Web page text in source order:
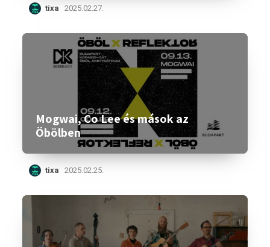
tixa 2025.02.27.
Mogwai, Co Lee és mások az
Öbölben
tixa 2025.02.25.